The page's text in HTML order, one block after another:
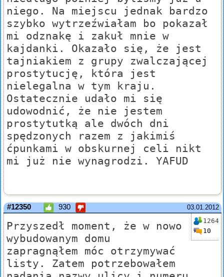
niego. Na miejscu jednak bardzo
szybko wytrzeźwiałam bo pokazał
mi odznakę i zakuł mnie w
kajdanki. Okazało się, że jest
tajniakiem z grupy zwalczającej
prostytucję, która jest
nielegalna w tym kraju.
Ostatecznie udało mi się
udowodnić, że nie jestem
prostytutką ale dwóch dni
spędzonych razem z jakimiś
ćpunkami w obskurnej celi nikt
mi już nie wynagrodzi. YAFUD
03.01.2012
#12350 930
1264
10
Przyszedł moment, że w nowo
wybudowanym domu
zapragnąłem móc otrzymywać
listy. Zatem potrzebowałem